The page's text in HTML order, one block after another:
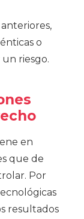
o
riesgo.
en
que de
Por
resultados